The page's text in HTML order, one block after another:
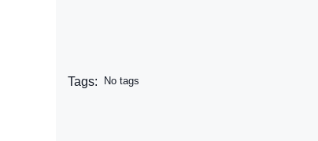
Tags: No tags